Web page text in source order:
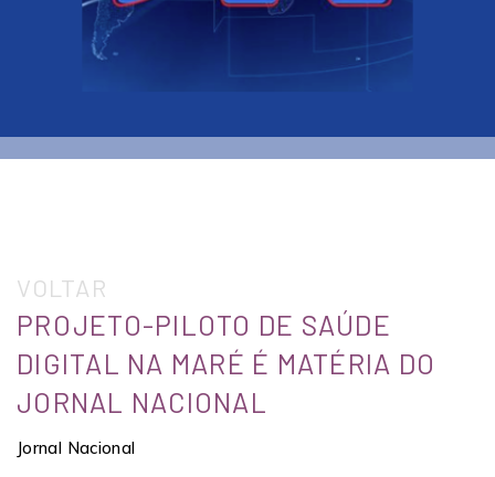
VOLTAR
PROJETO-PILOTO DE SAÚDE
DIGITAL NA MARÉ É MATÉRIA DO
JORNAL NACIONAL
Jornal Nacional